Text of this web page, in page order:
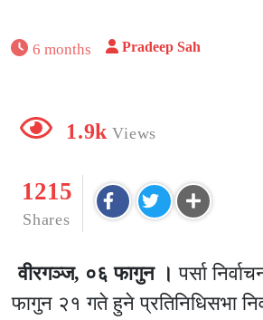
6 months Pradeep Sah
1.9k Views
1215
Shares
वीरगञ्ज, ०६ फागुन ।पर्सा
फागुन २१ गते हुने प्रतिनिधिसभा